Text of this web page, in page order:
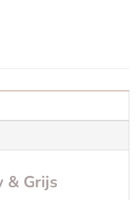
& Grijs